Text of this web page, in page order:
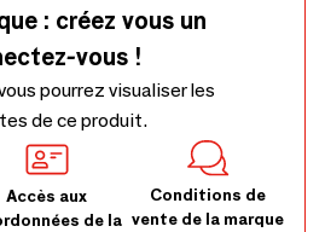
: créez vous un
vous !
pourrez visualiser les
de ce produit.
Accès aux
de la
Conditions de
vente de la marque